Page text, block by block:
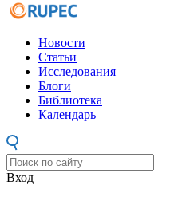
Новости
Статьи
Исследования
Блоги
Библиотека
Календарь
Вход